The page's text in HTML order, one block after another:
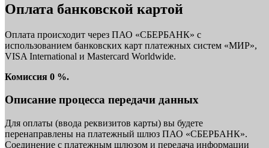
Оплата банковской картой
Оплата происходит через ПАО «СБЕРБАНК» с
использованием банковских карт платежных систем «МИР»,
VISA International и Mastercard Worldwide.
Комиссия 0 %.
Описание процесса передачи данных
Для оплаты (ввода реквизитов карты) вы будете
перенаправлены на платежный шлюз ПАО «СБЕРБАНК».
Соединение с платежным шлюзом и передача информации